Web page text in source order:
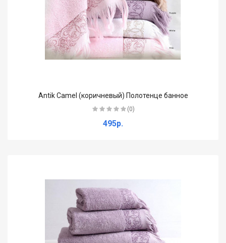
Antik Camel (коричневый) Полотенце банное
(0)
495р.